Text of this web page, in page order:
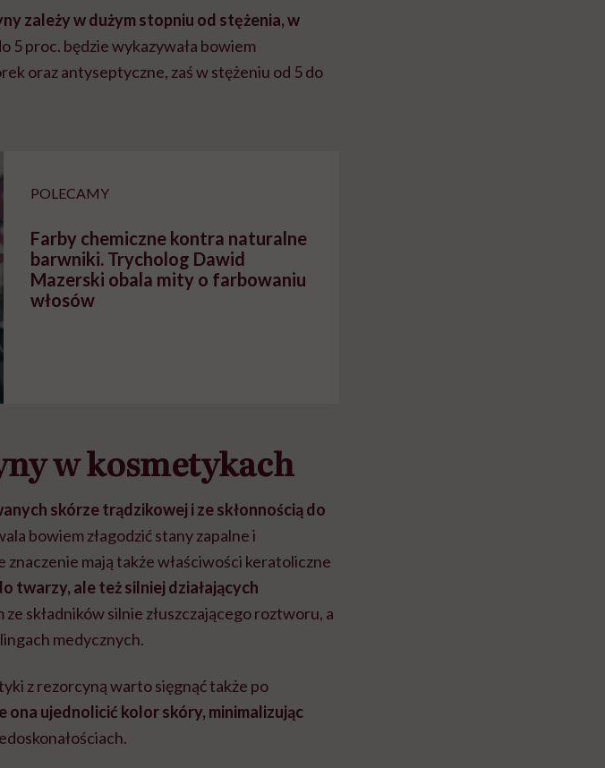
zależy w dużym stopniu od stężenia, w
5 proc. będzie wykazywała bowiem
oraz antyseptyczne, zaś w stężeniu od 5 do
POLECAMY
Farby chemiczne kontra naturalne
barwniki. Trycholog Dawid
Mazerski obala mity o farbowaniu
włosów
w kosmetykach
skórze trądzikowej i ze skłonnością do
bowiem złagodzić stany zapalne i
znaczenie mają także właściwości keratoliczne
twarzy, ale też silniej działających
ze składników silnie złuszczającego roztworu, a
medycznych.
z rezorcyną warto sięgnąć także po
ona ujednolicić kolor skóry, minimalizując